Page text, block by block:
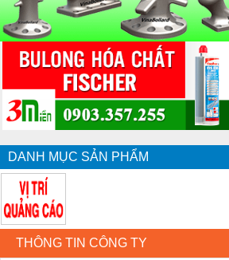
DANH MỤC SẢN PHẨM
THÔNG TIN CÔNG TY